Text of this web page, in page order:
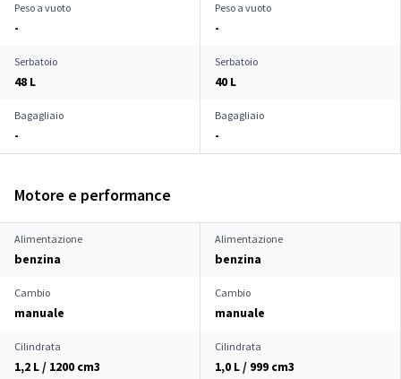
Peso a vuoto
-
Peso a vuoto
-
Serbatoio
48 L
Serbatoio
40 L
Bagagliaio
-
Bagagliaio
-
Motore e performance
Alimentazione
benzina
Alimentazione
benzina
Cambio
manuale
Cambio
manuale
Cilindrata
1,2 L / 1200 cm3
Cilindrata
1,0 L / 999 cm3